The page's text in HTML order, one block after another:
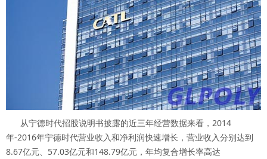
从宁德时代招股说明书披露的近三年经营数据来看，2014
年-2016年宁德时代营业收入和净利润快速增长，营业收入分别达到
8.67亿元、57.03亿元和148.79亿元，年均复合增长率高达